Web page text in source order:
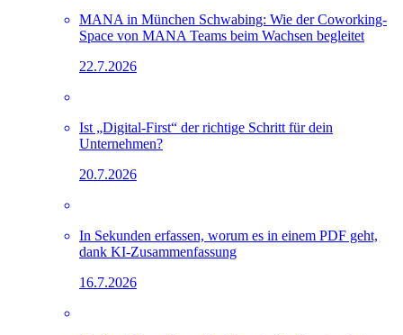
MANA in München Schwabing: Wie der Coworking-
Space von MANA Teams beim Wachsen begleitet
22.7.2026
Ist „Digital-First“ der richtige Schritt für dein
Unternehmen?
20.7.2026
In Sekunden erfassen, worum es in einem PDF geht,
dank KI-Zusammenfassung
16.7.2026